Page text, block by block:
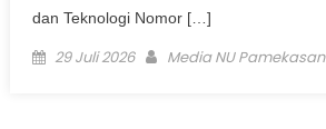
dan Teknologi Nomor […]
Posted on
29 Juli 2026 Author
Media NU Pamekasan